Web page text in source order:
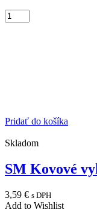
Pridať do košíka
Skladom
SM Kovové
3,59 € s DPH
Add to Wishlist